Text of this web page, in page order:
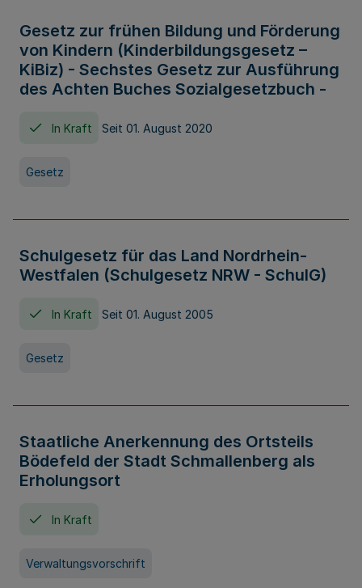
Gesetz zur frühen Bildung und Förderung
von Kindern (Kinderbildungsgesetz –
KiBiz) - Sechstes Gesetz zur Ausführung
des Achten Buches Sozialgesetzbuch -
In Kraft Seit 01. August 2020
Gesetz
Schulgesetz für das Land Nordrhein-
Westfalen (Schulgesetz NRW - SchulG)
In Kraft Seit 01. August 2005
Gesetz
Staatliche Anerkennung des Ortsteils
Bödefeld der Stadt Schmallenberg als
Erholungsort
In Kraft
Verwaltungsvorschrift